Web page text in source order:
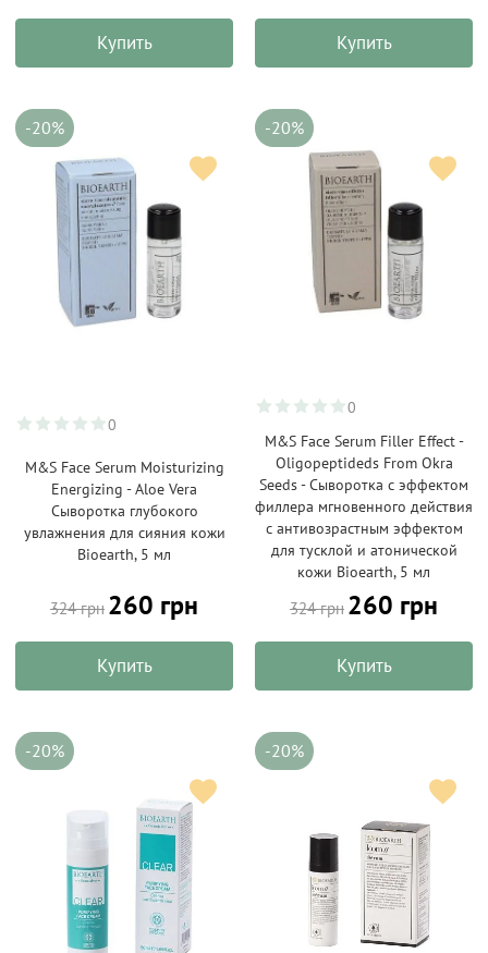
Купить Купить
-20%
0
M&S Face Serum Moisturizing
Energizing - Aloe Vera
Сыворотка глубокого
увлажнения для сияния кожи
Bioearth, 5 мл
324 грн 260 грн
Купить
-20%
0
M&S Face Serum Filler Effect -
Oligopeptideds From Okra
Seeds - Сыворотка с эффектом
филлера мгновенного действия
с антивозрастным эффектом
для тусклой и атонической
кожи Bioearth, 5 мл
324 грн 260 грн
Купить
-20% -20%